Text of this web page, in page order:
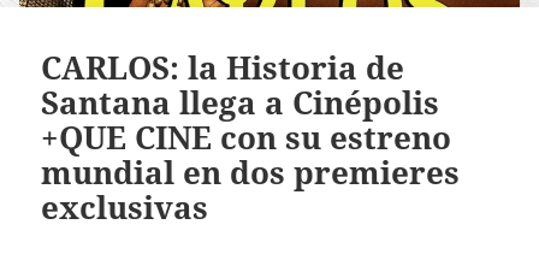
CARLOS: la Historia de
Santana llega a Cinépolis
+QUE CINE con su estreno
mundial en dos premieres
exclusivas